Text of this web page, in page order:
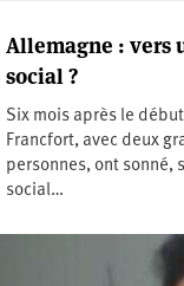
Allemagne : vers
social ?
Six mois après le
Francfort, avec deux
personnes, ont sonné,
social…